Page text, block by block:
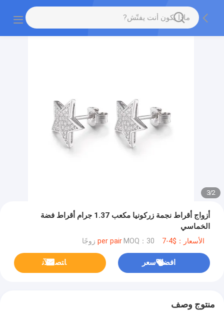
2
/
3
أزواج أقراط نجمة زركونيا مكعب 1.37 جرام أقراط فضة
الخماسي
الأسعار：$4-7 per pair MOQ：30 زوجًا
افضل سعر ﺎﺘﺼﻟ ﺍﻶﻧ
منتوج وصف